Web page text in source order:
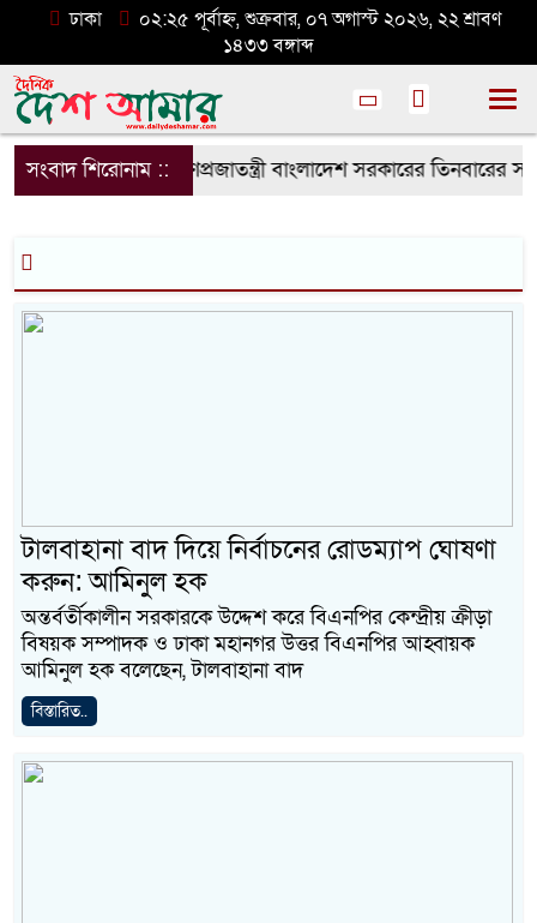
ঢাকা
০২:২৫ পূর্বাহ্ন, শুক্রবার, ০৭ অগাস্ট ২০২৬, ২২ শ্রাবণ
১৪৩৩ বঙ্গাব্দ
সংবাদ শিরোনাম ::
রায়পুরায় গণপ্রজাতন্ত্রী বাংলাদেশ সরকারের তিনবারের
টালবাহানা বাদ দিয়ে নির্বাচনের রোডম্যাপ ঘোষণা
করুন: আমিনুল হক
অন্তর্বর্তীকালীন সরকারকে উদ্দেশ করে বিএনপির কেন্দ্রীয় ক্রীড়া
বিষয়ক সম্পাদক ও ঢাকা মহানগর উত্তর বিএনপির আহ্বায়ক
আমিনুল হক বলেছেন, টালবাহানা বাদ
বিস্তারিত..